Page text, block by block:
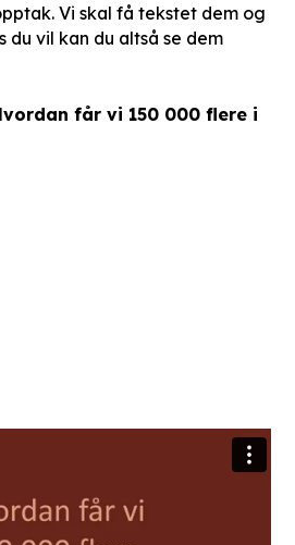
Vi skal få tekstet dem og
du vil kan du altså se dem
får vi 150 000 flere i
inkludering og